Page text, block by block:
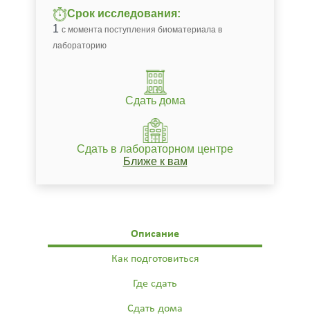
Срок исследования:
1 с момента поступления биоматериала в
лабораторию
Сдать дома
Сдать в лабораторном центре
Ближе к вам
Описание
Как подготовиться
Где сдать
Сдать дома